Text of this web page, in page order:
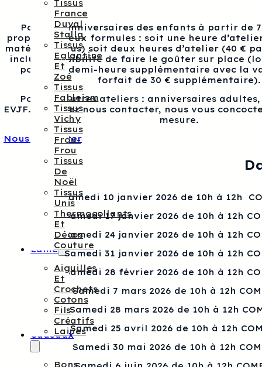
Tissus
France
Duval
Stalla
Tissus
Eglantine
Et
Zoé
Tissus
Fableism
Tissus
Vichy
Tissus
Frou-
Frou
Tissus
De
Noël
Tissus
Unis
Thermocollants
Et
Décos
Couture
Laine
Aiguilles
Et
Crochets
Cotons
Fils
Créatifs
Laines
Cadeaux
Bons
Pour les anniversaires des enfants à partir de
proposons deux formules : soit une heure
matériel inclus) soit deux heures d’atelier (40 €
inclus), possibilité de faire le goûter sur place
pour une demi-heure supplémentaire avec la
forfait de 30 € supplémentaire).
Pour les autres ateliers : anniversaires
EVJF…, veuillez nous contacter, nous vous
mesure.
Nous contacter
Samedi 10 janvier 2026 de 10h à 12h
Samedi 17 janvier 2026 de 10h à 12h
Samedi 24 janvier 2026 de 10h à 12h
Samedi 31 janvier 2026 de 10h à 12h
Samedi 28 février 2026 de 10h à 12h
Samedi 7 mars 2026 de 10h à 12h
Samedi 28 mars 2026 de 10h à 12h
Samedi 25 avril 2026 de 10h à 12h
Samedi 30 mai 2026 de 10h à 12h